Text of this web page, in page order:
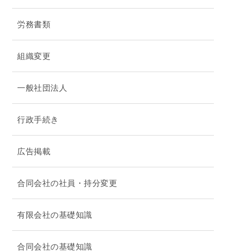
労務書類
組織変更
一般社団法人
行政手続き
広告掲載
合同会社の社員・持分変更
有限会社の基礎知識
合同会社の基礎知識